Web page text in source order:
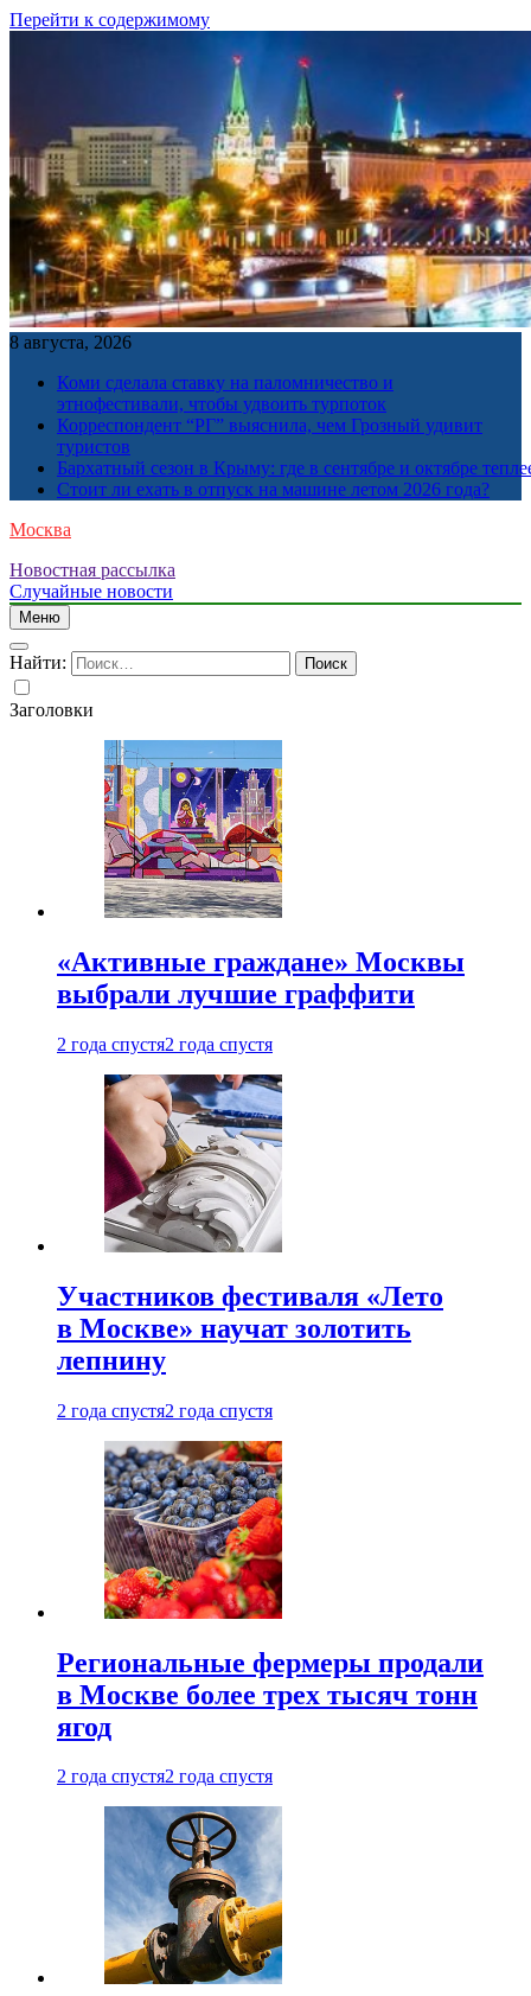
Перейти к содержимому
8 августа, 2026
Коми сделала ставку на паломничество и
этнофестивали, чтобы удвоить турпоток
Корреспондент “РГ” выяснила, чем Грозный удивит
туристов
Бархатный сезон в Крыму: где в сентябре и октябре
Стоит ли ехать в отпуск на машине летом 2026 года?
Москва
Новостная рассылка
Случайные новости
Меню
Найти:
Заголовки
«Активные граждане» Москвы
выбрали лучшие граффити
2 года спустя2 года спустя
Участников фестиваля «Лето
в Москве» научат золотить
лепнину
2 года спустя2 года спустя
Региональные фермеры продали
в Москве более трех тысяч тонн
ягод
2 года спустя2 года спустя